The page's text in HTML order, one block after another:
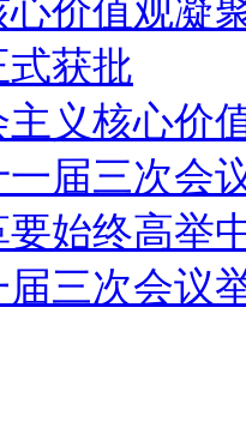
价值观凝
式获批
义核心价
届三次会
始终高举
三次会议